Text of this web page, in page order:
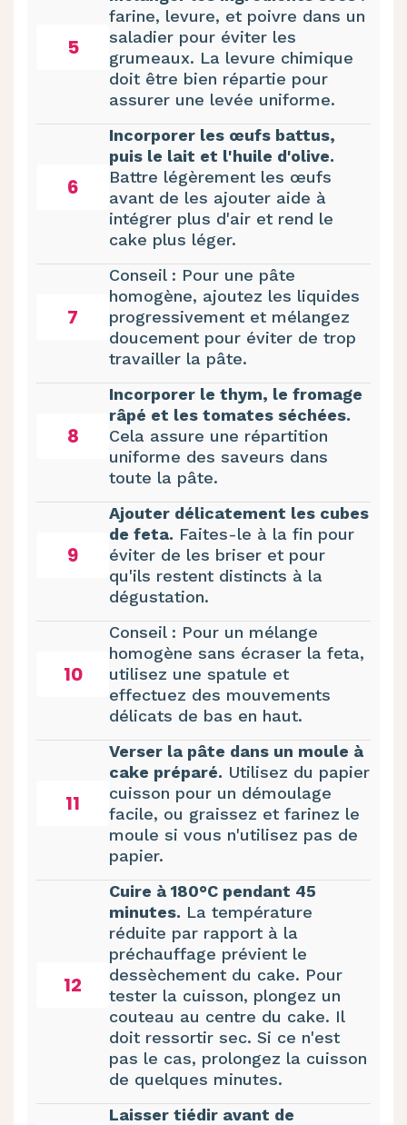
5
farine, levure, et poivre dans un
saladier pour éviter les
grumeaux. La levure chimique
doit être bien répartie pour
assurer une levée uniforme.
6
Incorporer les œufs battus,
puis le lait et l'huile d'olive.
Battre légèrement les œufs
avant de les ajouter aide à
intégrer plus d'air et rend le
cake plus léger.
7
Conseil : Pour une pâte
homogène, ajoutez les liquides
progressivement et mélangez
doucement pour éviter de trop
travailler la pâte.
8
Incorporer le thym, le fromage
râpé et les tomates séchées.
Cela assure une répartition
uniforme des saveurs dans
toute la pâte.
9
Ajouter délicatement les cubes
de feta. Faites-le à la fin pour
éviter de les briser et pour
qu'ils restent distincts à la
dégustation.
10
Conseil : Pour un mélange
homogène sans écraser la feta,
utilisez une spatule et
effectuez des mouvements
délicats de bas en haut.
11
Verser la pâte dans un moule à
cake préparé. Utilisez du papier
cuisson pour un démoulage
facile, ou graissez et farinez le
moule si vous n'utilisez pas de
papier.
12
Cuire à 180°C pendant 45
minutes. La température
réduite par rapport à la
préchauffage prévient le
dessèchement du cake. Pour
tester la cuisson, plongez un
couteau au centre du cake. Il
doit ressortir sec. Si ce n'est
pas le cas, prolongez la cuisson
de quelques minutes.
Laisser tiédir avant de